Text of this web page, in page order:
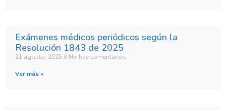
Exámenes médicos periódicos según la
Resolución 1843 de 2025
21 agosto, 2025 No hay comentarios
Ver más »